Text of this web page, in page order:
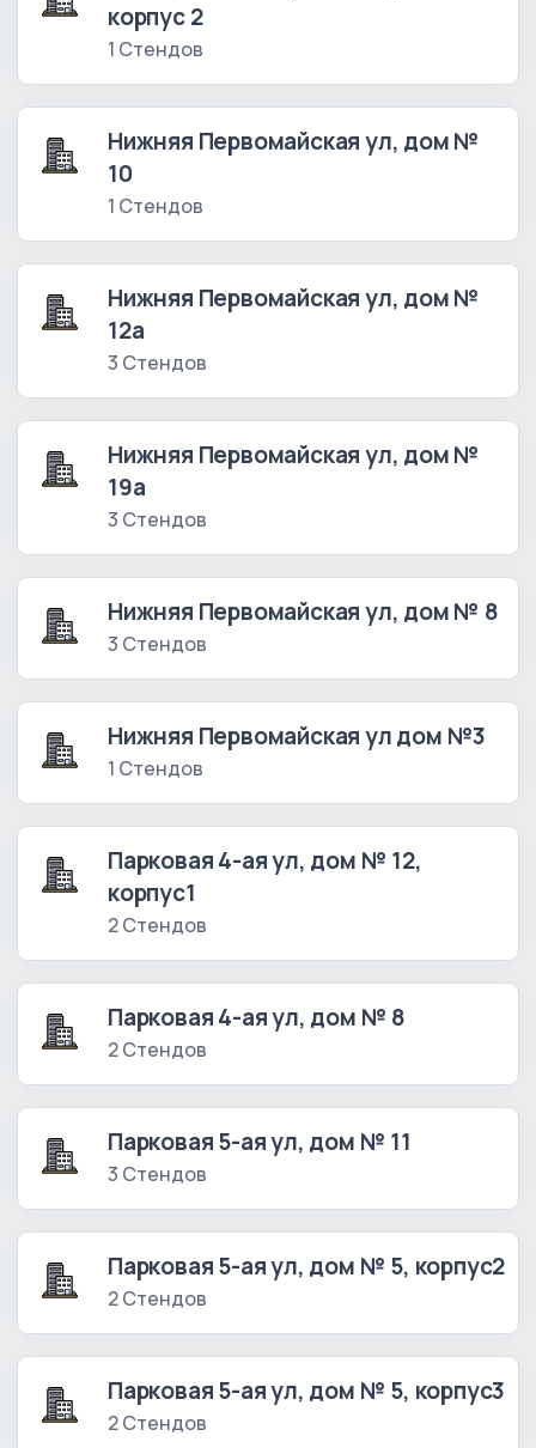
корпус 2
1 Стендов
Нижняя Первомайская ул, дом №
10
1 Стендов
Нижняя Первомайская ул, дом №
12а
3 Стендов
Нижняя Первомайская ул, дом №
19а
3 Стендов
Нижняя Первомайская ул, дом № 8
3 Стендов
Нижняя Первомайская ул дом №3
1 Стендов
Парковая 4-ая ул, дом № 12,
корпус1
2 Стендов
Парковая 4-ая ул, дом № 8
2 Стендов
Парковая 5-ая ул, дом № 11
3 Стендов
Парковая 5-ая ул, дом № 5, корпус2
2 Стендов
Парковая 5-ая ул, дом № 5, корпус3
2 Стендов